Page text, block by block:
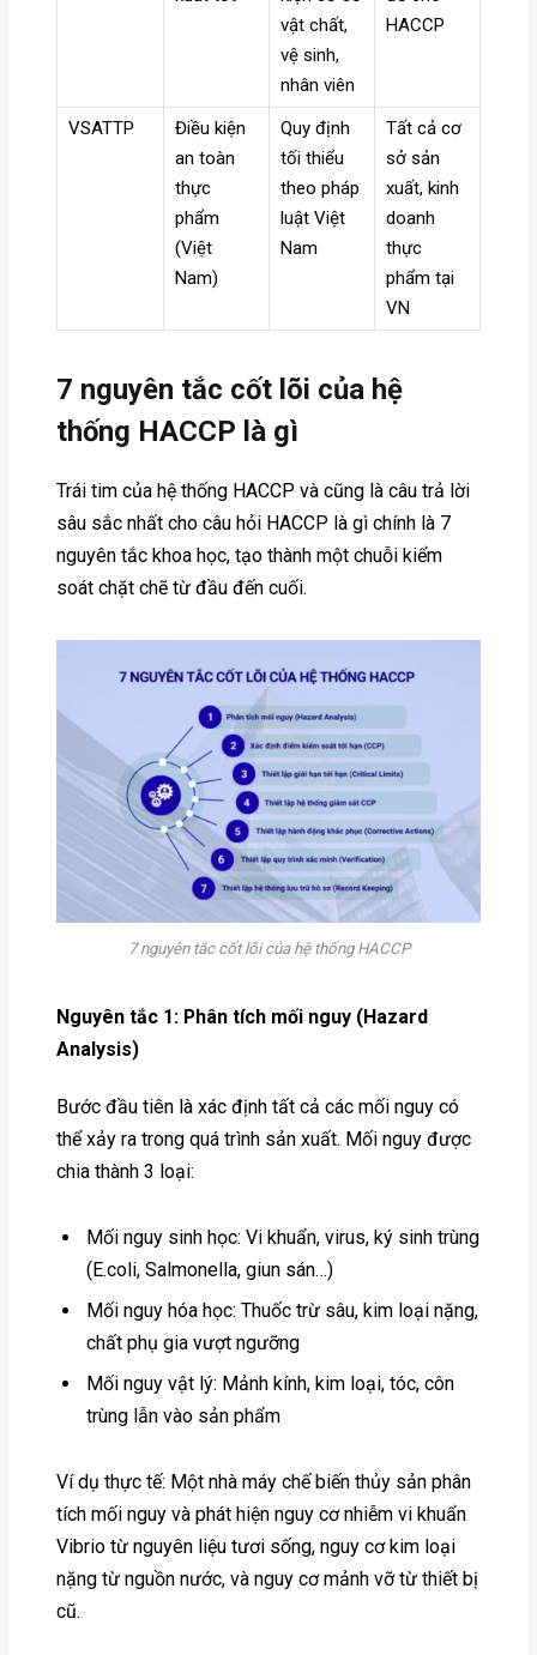
vật chất,
vệ sinh,
nhân viên
HACCP
VSATTP
Điều kiện
an toàn
thực
phẩm
(Việt
Nam)
Quy định
tối thiểu
theo pháp
luật Việt
Nam
Tất cả cơ
sở sản
xuất, kinh
doanh
thực
phẩm tại
VN
7 nguyên tắc cốt lõi của hệ
thống HACCP là gì
Trái tim của hệ thống HACCP và cũng là câu trả lời
sâu sắc nhất cho câu hỏi HACCP là gì chính là 7
nguyên tắc khoa học, tạo thành một chuỗi kiểm
soát chặt chẽ từ đầu đến cuối.
7 nguyên tắc cốt lõi của hệ thống HACCP
Nguyên tắc 1: Phân tích mối nguy (Hazard
Analysis)
Bước đầu tiên là xác định tất cả các mối nguy có
thể xảy ra trong quá trình sản xuất. Mối nguy được
chia thành 3 loại:
Mối nguy sinh học: Vi khuẩn, virus, ký sinh trùng
(E.coli, Salmonella, giun sán…)
Mối nguy hóa học: Thuốc trừ sâu, kim loại nặng,
chất phụ gia vượt ngưỡng
Mối nguy vật lý: Mảnh kính, kim loại, tóc, côn
trùng lẫn vào sản phẩm
Ví dụ thực tế: Một nhà máy chế biến thủy sản phân
tích mối nguy và phát hiện nguy cơ nhiễm vi khuẩn
Vibrio từ nguyên liệu tươi sống, nguy cơ kim loại
nặng từ nguồn nước, và nguy cơ mảnh vỡ từ thiết bị
cũ.